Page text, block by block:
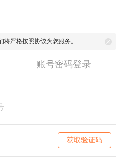
将严格按照协议为您服务。
账号密码登录
获取验证码